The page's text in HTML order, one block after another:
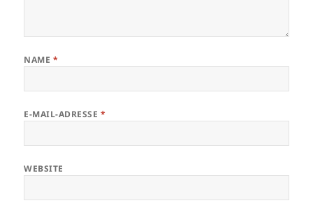
NAME *
E-MAIL-ADRESSE *
WEBSITE